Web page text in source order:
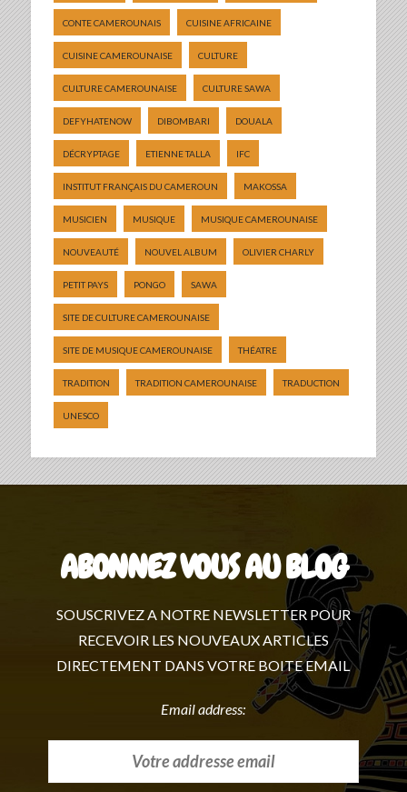
CONTE CAMEROUNAIS CUISINE AFRICAINE
CUISINE CAMEROUNAISE CULTURE
CULTURE CAMEROUNAISE CULTURE SAWA
DEFYHATENOW DIBOMBARI DOUALA
DÉCRYPTAGE ETIENNE TALLA IFC
INSTITUT FRANÇAIS DU CAMEROUN MAKOSSA
MUSICIEN MUSIQUE MUSIQUE CAMEROUNAISE
NOUVEAUTÉ NOUVEL ALBUM OLIVIER CHARLY
PETIT PAYS PONGO SAWA
SITE DE CULTURE CAMEROUNAISE
SITE DE MUSIQUE CAMEROUNAISE THÉATRE
TRADITION TRADITION CAMEROUNAISE TRADUCTION
UNESCO
ABONNEZ VOUS AU BLOG
SOUSCRIVEZ A NOTRE NEWSLETTER POUR
RECEVOIR LES NOUVEAUX ARTICLES
DIRECTEMENT DANS VOTRE BOITE EMAIL
Email address: